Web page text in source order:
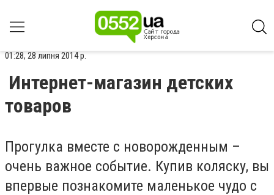
01:28, 28 липня 2014 р.
Интернет-магазин детских
товаров
Прогулка вместе с новорожденным –
очень важное событие. Купив коляску, вы
впервые познакомите маленькое чудо с